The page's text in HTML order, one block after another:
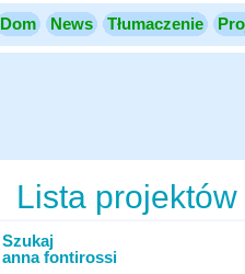
Dom News Tłumaczenie
Lista projektów
Szukaj
anna fontirossi